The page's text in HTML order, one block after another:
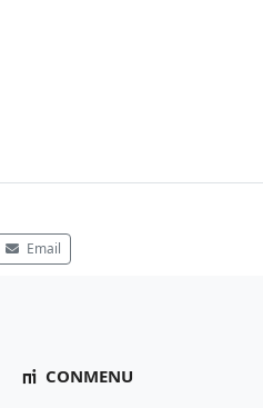
Email
CONMENU